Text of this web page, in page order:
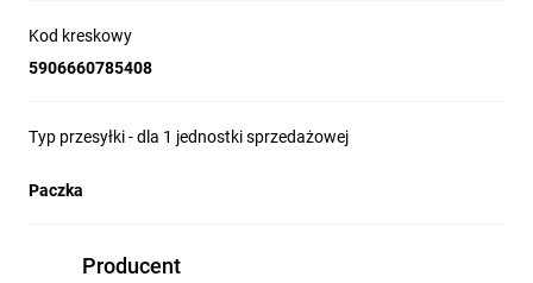
Kod kreskowy
5906660785408
Typ przesyłki - dla 1 jednostki sprzedażowej
Paczka
Producent